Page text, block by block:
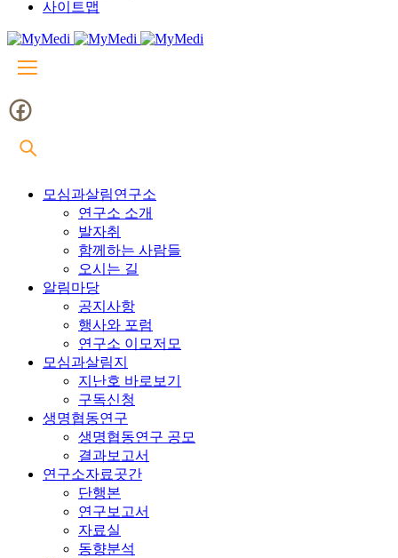
사이트맵
모심과살림연구소
연구소 소개
발자취
함께하는 사람들
오시는 길
알림마당
공지사항
행사와 포럼
연구소 이모저모
모심과살림지
지난호 바로보기
구독신청
생명협동연구
생명협동연구 공모
결과보고서
연구소자료곳간
단행본
연구보고서
자료실
동향분석